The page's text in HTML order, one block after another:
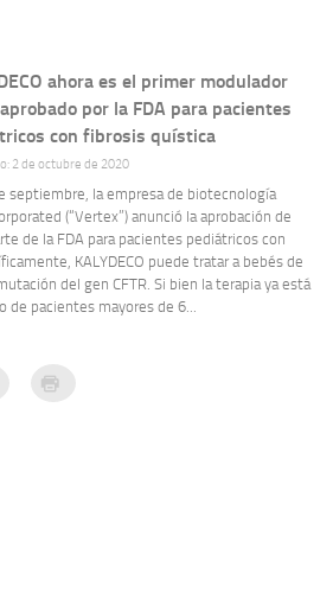
ahora es el primer modulador
aprobado por la FDA para pacientes
con fibrosis quística
2 de octubre de 2020
septiembre, la empresa de biotecnología
(“Vertex”) anunció la aprobación de
de la FDA para pacientes pediátricos con
KALYDECO puede tratar a bebés de
del gen CFTR. Si bien la terapia ya está
pacientes mayores de 6...